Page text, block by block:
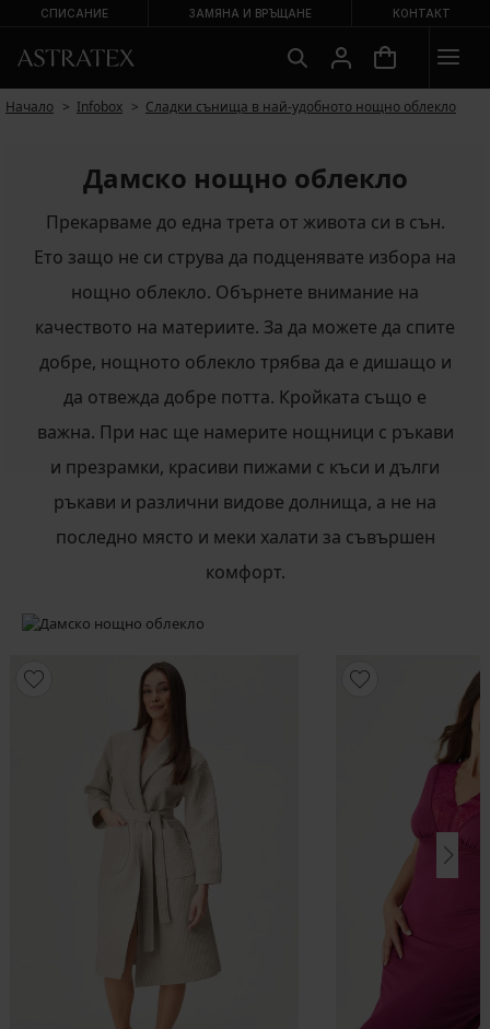
СПИСАНИЕ ЗАМЯНА И ВРЪЩАНЕ КОНТАКТ
Начало Infobox Сладки сънища в най-удобното нощно облекло
Дамско нощно облекло
Прекарваме до една трета от живота си в сън.
Ето защо не си струва да подценявате избора на
нощно облекло. Обърнете внимание на
качеството на материите. За да можете да спите
добре, нощното облекло трябва да е дишащо и
да отвежда добре потта. Кройката също е
важна. При нас ще намерите нощници с ръкави
и презрамки, красиви пижами с къси и дълги
ръкави и различни видове долнища, а не на
последно място и меки халати за съвършен
комфорт.